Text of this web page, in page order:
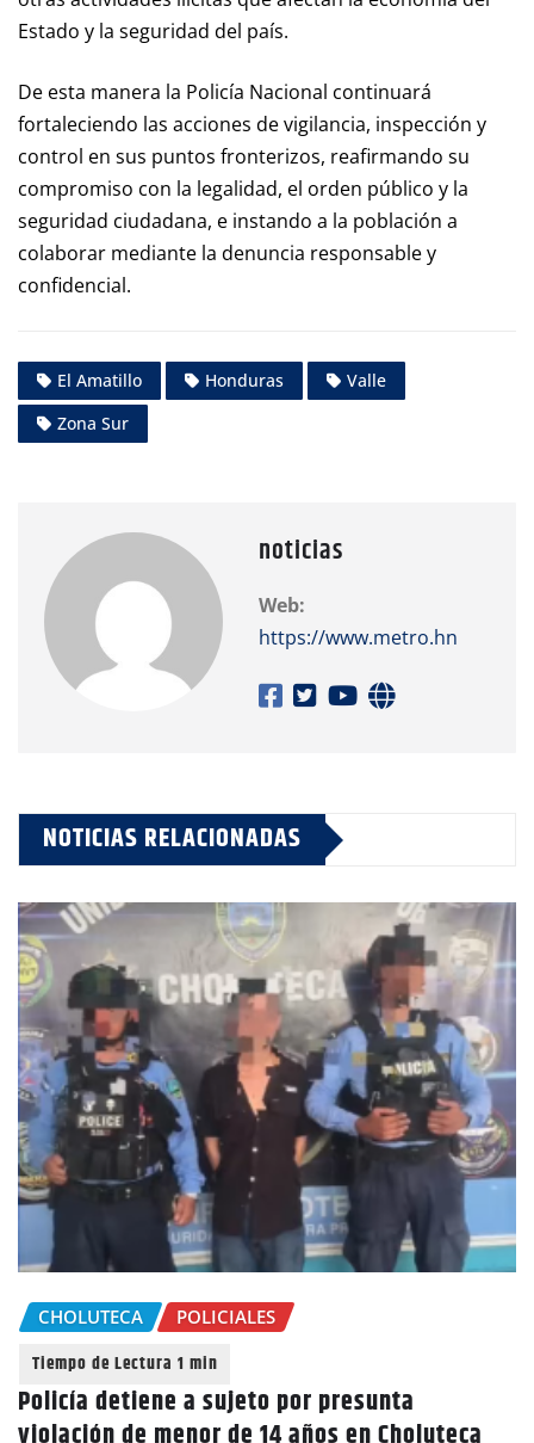
Estado y la seguridad del país.
De esta manera la Policía Nacional continuará
fortaleciendo las acciones de vigilancia, inspección y
control en sus puntos fronterizos, reafirmando su
compromiso con la legalidad, el orden público y la
seguridad ciudadana, e instando a la población a
colaborar mediante la denuncia responsable y
confidencial.
El Amatillo Honduras
Valle
Zona Sur
noticias
Web:
https://www.metro.hn
NOTICIAS RELACIONADAS
CHOLUTECA POLICIALES
Policía detiene a sujeto por presunta